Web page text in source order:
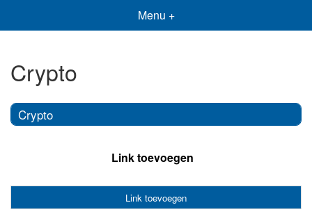
Menu +
Crypto
Crypto
Link toevoegen
Link toevoegen